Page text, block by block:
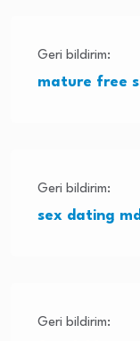
Geri bildirim:
mature free
Geri bildirim:
sex dating
Geri bildirim: